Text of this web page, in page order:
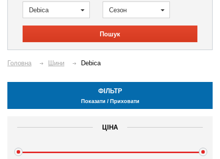
Debica Сезон
Пошук
Головна Шини Debica
ФІЛЬТР
Показати / Приховати
ЦІНА